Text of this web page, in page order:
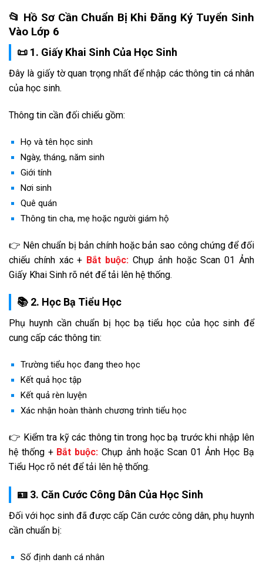
📂 Hồ Sơ Cần Chuẩn Bị Khi Đăng Ký Tuyển Sinh
Vào Lớp 6
📜 1. Giấy Khai Sinh Của Học Sinh
Đây là giấy tờ quan trọng nhất để nhập các thông tin cá nhân
của học sinh.
Thông tin cần đối chiếu gồm:
Họ và tên học sinh
Ngày, tháng, năm sinh
Giới tính
Nơi sinh
Quê quán
Thông tin cha, mẹ hoặc người giám hộ
👉 Nên chuẩn bị bản chính hoặc bản sao công chứng để đối
chiếu chính xác + Bắt buộc: Chụp ảnh hoặc Scan 01 Ảnh
Giấy Khai Sinh rõ nét để tải lên hệ thống.
📚 2. Học Bạ Tiểu Học
Phụ huynh cần chuẩn bị học bạ tiểu học của học sinh để
cung cấp các thông tin:
Trường tiểu học đang theo học
Kết quả học tập
Kết quả rèn luyện
Xác nhận hoàn thành chương trình tiểu học
👉 Kiểm tra kỹ các thông tin trong học bạ trước khi nhập lên
hệ thống + Bắt buộc: Chụp ảnh hoặc Scan 01 Ảnh Học Bạ
Tiểu Học rõ nét để tải lên hệ thống.
🪪 3. Căn Cước Công Dân Của Học Sinh
Đối với học sinh đã được cấp Căn cước công dân, phụ huynh
cần chuẩn bị:
Số định danh cá nhân